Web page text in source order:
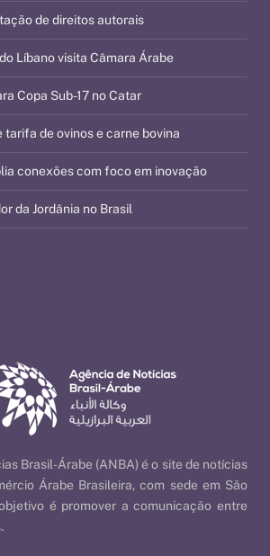
Brasil-Árabe (ANBA) é o site de notícias
Árabe Brasileira, com sede em São
é promover a comunicação entre
de direitos autorais
Líbano visita Câmara Árabe
Copa Sub-17 no Catar
tarifa de ovinos e carne bovina
conexões com foco em inovação
da Jordânia no Brasil